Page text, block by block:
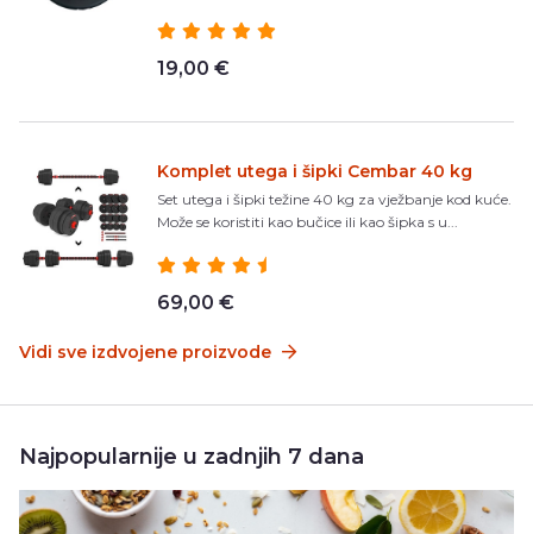
19,00 €
Komplet utega i šipki Cembar 40 kg
Set utega i šipki težine 40 kg za vježbanje kod kuće.
Može se koristiti kao bučice ili kao šipka s u...
69,00 €
Vidi sve izdvojene proizvode
Najpopularnije u zadnjih 7 dana